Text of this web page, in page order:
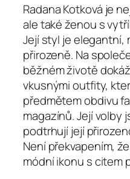
Radana Kotková je
ale také ženou s
Její styl je elegantní,
přirozeně. Na
běžném životě
vkusnými outfity,
předmětem obdivu
magazínů. Její volby
podtrhují její
Není překvapením,
módní ikonu s citem